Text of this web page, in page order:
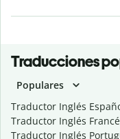
Traducciones
Populares
Traductor Inglés
Traductor Inglés
Traductor Inglés